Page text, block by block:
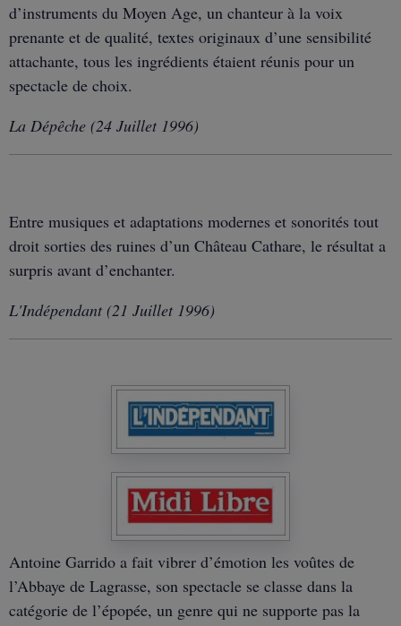
d’instruments du Moyen Age, un chanteur à la voix
prenante et de qualité, textes originaux d’une sensibilité
attachante, tous les ingrédients étaient réunis pour un
spectacle de choix.
La Dépêche (24 Juillet 1996)
Entre musiques et adaptations modernes et sonorités tout
droit sorties des ruines d’un Château Cathare, le résultat a
surpris avant d’enchanter.
L'Indépendant (21 Juillet 1996)
Antoine Garrido a fait vibrer d’émotion les voûtes de
l’Abbaye de Lagrasse, son spectacle se classe dans la
catégorie de l’épopée, un genre qui ne supporte pas la